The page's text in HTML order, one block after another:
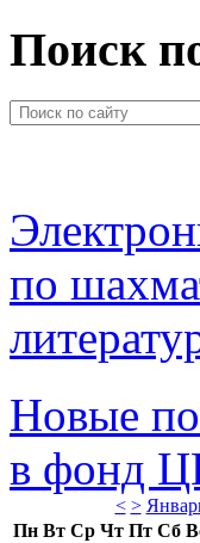
Поиск
по
Новые
в фонд
< >
Пн Вт Ср Чт Пт Сб